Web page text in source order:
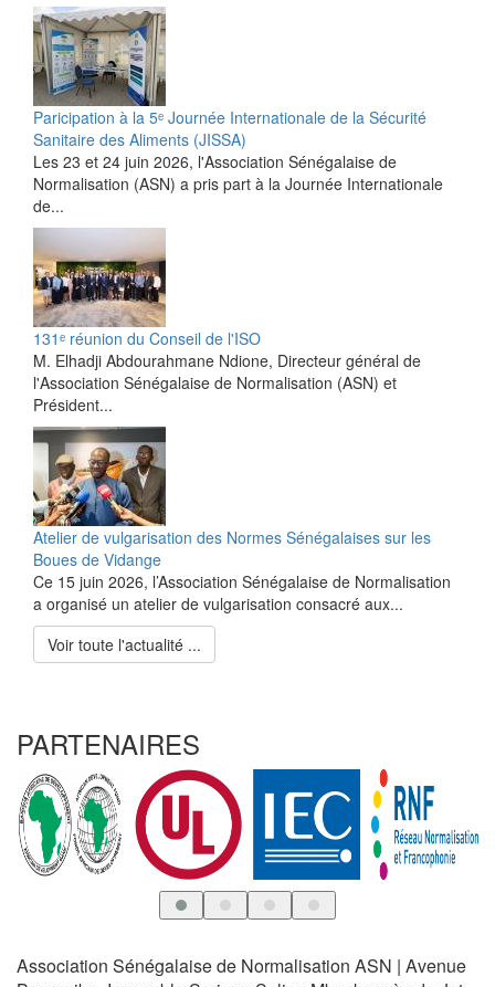
Paricipation à la 5ᵉ Journée Internationale de la Sécurité
Sanitaire des Aliments (JISSA)
‎Les 23 et 24 juin 2026, l'Association Sénégalaise de
Normalisation (ASN) a pris part à la Journée Internationale
de...
131ᵉ réunion du Conseil de l'ISO
M. Elhadji Abdourahmane Ndione, Directeur général de
l'Association Sénégalaise de Normalisation (ASN) et
Président...
Atelier de vulgarisation des Normes Sénégalaises sur les
Boues de Vidange
Ce 15 juin 2026, l’Association Sénégalaise de Normalisation
a organisé un atelier de vulgarisation consacré aux...
Voir toute l'actualité ...
PARTENAIRES
Association Sénégalaise de Normalisation ASN | Avenue